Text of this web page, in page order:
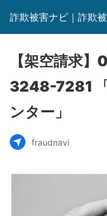
詐欺被害ナビ｜詐欺
【架空請求
3248-7281
ンター」
fraudnavi